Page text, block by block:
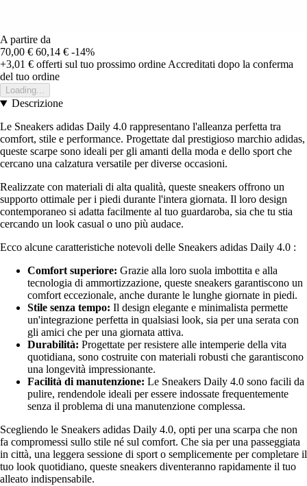
A partire da
70,00 € 60,14 € -14%
+3,01 € offerti sul tuo prossimo ordine Accreditati dopo la conferma
del tuo ordine
Loading...
Descrizione
Le Sneakers adidas Daily 4.0 rappresentano l'alleanza perfetta tra
comfort, stile e performance. Progettate dal prestigioso marchio adidas,
queste scarpe sono ideali per gli amanti della moda e dello sport che
cercano una calzatura versatile per diverse occasioni.
Realizzate con materiali di alta qualità, queste sneakers offrono un
supporto ottimale per i piedi durante l'intera giornata. Il loro design
contemporaneo si adatta facilmente al tuo guardaroba, sia che tu stia
cercando un look casual o uno più audace.
Ecco alcune caratteristiche notevoli delle Sneakers adidas Daily 4.0 :
Comfort superiore: Grazie alla loro suola imbottita e alla
tecnologia di ammortizzazione, queste sneakers garantiscono un
comfort eccezionale, anche durante le lunghe giornate in piedi.
Stile senza tempo: Il design elegante e minimalista permette
un'integrazione perfetta in qualsiasi look, sia per una serata con
gli amici che per una giornata attiva.
Durabilità: Progettate per resistere alle intemperie della vita
quotidiana, sono costruite con materiali robusti che garantiscono
una longevità impressionante.
Facilità di manutenzione: Le Sneakers Daily 4.0 sono facili da
pulire, rendendole ideali per essere indossate frequentemente
senza il problema di una manutenzione complessa.
Scegliendo le Sneakers adidas Daily 4.0, opti per una scarpa che non
fa compromessi sullo stile né sul comfort. Che sia per una passeggiata
in città, una leggera sessione di sport o semplicemente per completare il
tuo look quotidiano, queste sneakers diventeranno rapidamente il tuo
alleato indispensabile.